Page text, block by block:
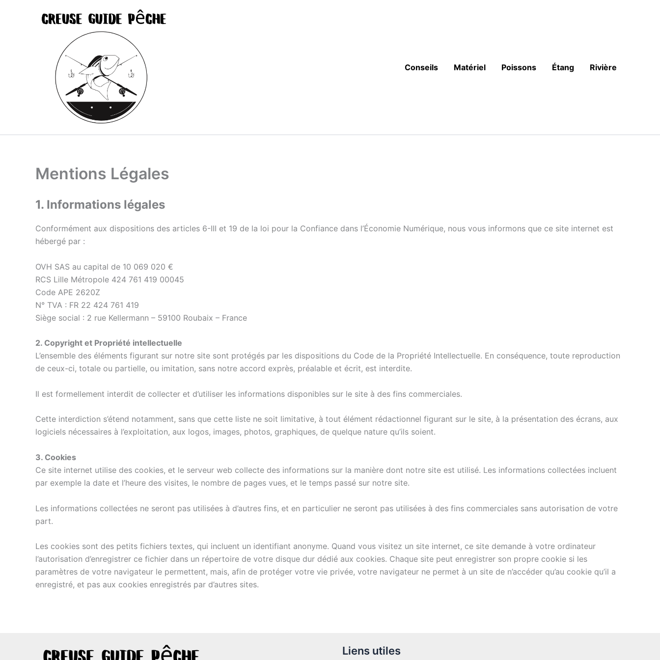
Conseils Matériel Poissons Étang Rivière
Mentions Légales
1. Informations légales
Conformément aux dispositions des articles 6-III et 19 de la loi pour la Confiance dans l’Économie Numérique, nous vous informons que ce site internet est
hébergé par :
OVH SAS au capital de 10 069 020 €
RCS Lille Métropole 424 761 419 00045
Code APE 2620Z
N° TVA : FR 22 424 761 419
Siège social : 2 rue Kellermann – 59100 Roubaix – France
2. Copyright et Propriété intellectuelle
L’ensemble des éléments figurant sur notre site sont protégés par les dispositions du Code de la Propriété Intellectuelle. En conséquence, toute reproduction
de ceux-ci, totale ou partielle, ou imitation, sans notre accord exprès, préalable et écrit, est interdite.
Il est formellement interdit de collecter et d’utiliser les informations disponibles sur le site à des fins commerciales.
Cette interdiction s’étend notamment, sans que cette liste ne soit limitative, à tout élément rédactionnel figurant sur le site, à la présentation des écrans, aux
logiciels nécessaires à l’exploitation, aux logos, images, photos, graphiques, de quelque nature qu’ils soient.
3. Cookies
Ce site internet utilise des cookies, et le serveur web collecte des informations sur la manière dont notre site est utilisé. Les informations collectées incluent
par exemple la date et l’heure des visites, le nombre de pages vues, et le temps passé sur notre site.
Les informations collectées ne seront pas utilisées à d’autres fins, et en particulier ne seront pas utilisées à des fins commerciales sans autorisation de votre
part.
Les cookies sont des petits fichiers textes, qui incluent un identifiant anonyme. Quand vous visitez un site internet, ce site demande à votre ordinateur
l’autorisation d’enregistrer ce fichier dans un répertoire de votre disque dur dédié aux cookies. Chaque site peut enregistrer son propre cookie si les
paramètres de votre navigateur le permettent, mais, afin de protéger votre vie privée, votre navigateur ne permet à un site de n’accéder qu’au cookie qu’il a
enregistré, et pas aux cookies enregistrés par d’autres sites.
Liens utiles